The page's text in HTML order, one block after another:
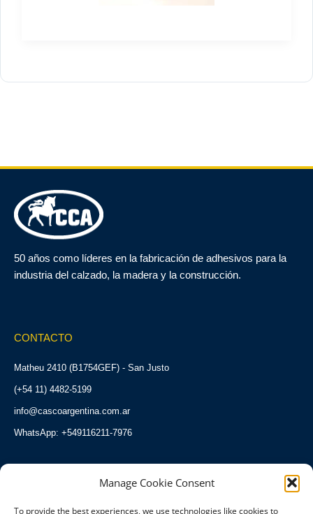
Manage Cookie Consent
To provide the best experiences, we use technologies like cookies to
50 años como líderes en la fabricación de adhesivos para la
industria del calzado, la madera y la construcción.
CONTACTO
Matheu 2410 (B1754GEF) - San Justo
(+54 11) 4482-5199
info@cascoargentina.com.ar
WhatsApp: +549116211-7976